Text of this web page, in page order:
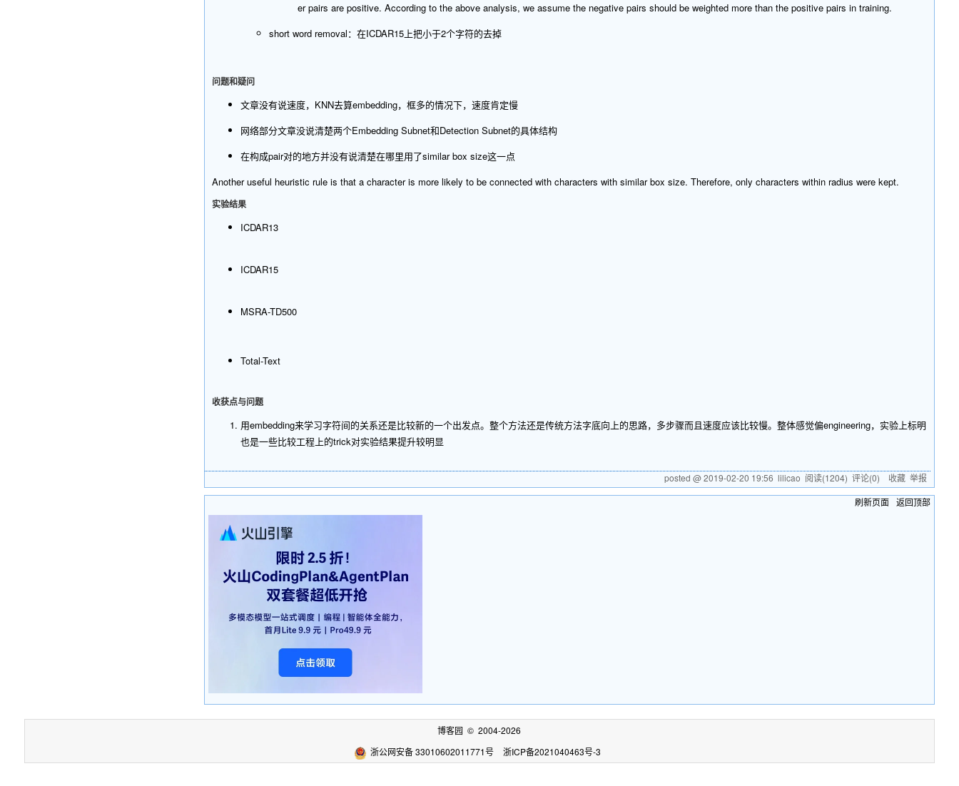
er pairs are positive. According to the above analysis, we assume the negative pairs should be weighted more than the positive pairs in training.
short word removal：在ICDAR15上把小于2个字符的去掉
问题和疑问
文章没有说速度，KNN去算embedding，框多的情况下，速度肯定慢
网络部分文章没说清楚两个Embedding Subnet和Detection Subnet的具体结构
在构成pair对的地方并没有说清楚在哪里用了similar box size这一点
Another useful heuristic rule is that a character is more likely to be connected with characters with similar box size. Therefore, only characters within radius were kept.
实验结果
ICDAR13
ICDAR15
MSRA-TD500
Total-Text
收获点与问题
用embedding来学习字符间的关系还是比较新的一个出发点。整个方法还是传统方法字底向上的思路，多步骤而且速度应该比较慢。整体感觉偏engineering，实验上标明
也是一些比较工程上的trick对实验结果提升较明显
posted @2019-02-20 19:56 lilicao 阅读(1204) 评论(0) 收藏 举报
刷新页面
返回顶部
博客园 © 2004-2026
浙公网安备 33010602011771号
浙ICP备2021040463号-3